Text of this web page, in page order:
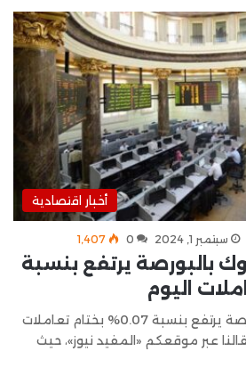
أخبار اقتصادية
سبتمبر 1, 2024 0 1٬407
بالبورصة يرتفع بنسبة
مؤشر قطاع البنوك بالبورصة يرتفع بنسبة 0.07% بختام تعاملات
عبر موقعكم «المفيد نيوز»، حيث